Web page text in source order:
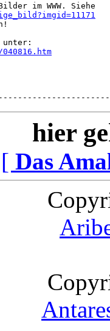
im WWW. Siehe
hier
[ Das